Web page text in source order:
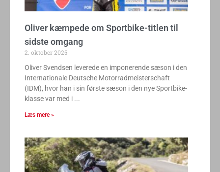
Oliver kæmpede om Sportbike-titlen til
sidste omgang
2. oktober 2025
Oliver Svendsen leverede en imponerende sæson i den
Internationale Deutsche Motorradmeisterschaft
(IDM), hvor han i sin første sæson i den nye Sportbike-
klasse var med i
Læs mere »